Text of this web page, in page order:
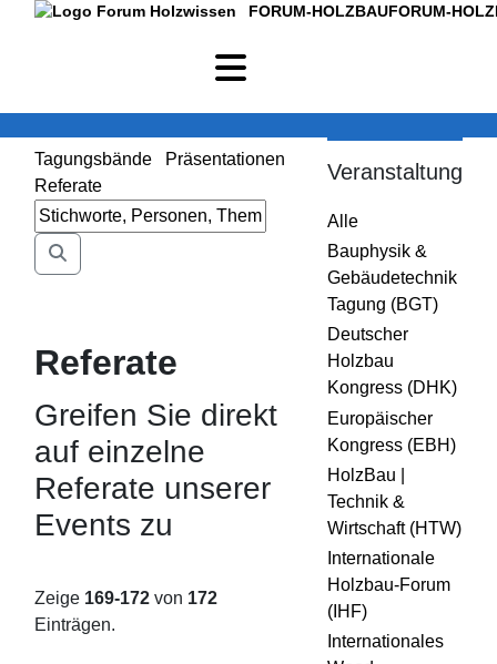
FORUM-HOLZBAUFORUM-
Tagungsbände
Präsentationen
Referate
Referate
Greifen Sie direkt
auf einzelne
Referate unserer
Events zu
Zeige 169-172 von 172
Einträgen.
Veranstaltung
Alle
Bauphysik &
Gebäudetechnik
Tagung (BGT)
Deutscher
Holzbau
Kongress (DHK)
Europäischer
Kongress (EBH)
HolzBau |
Technik &
Wirtschaft (HTW)
Internationale
Holzbau-Forum
(IHF)
Internationales